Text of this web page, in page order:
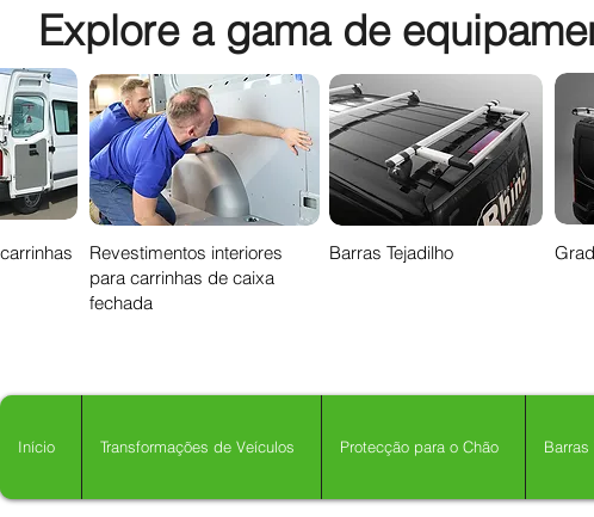
Explore a gama de
Revestimentos interiores
para carrinhas de caixa
fechada
Barras Tejadilho
Início Transformações de Veículos Protecção para o Chão Barras